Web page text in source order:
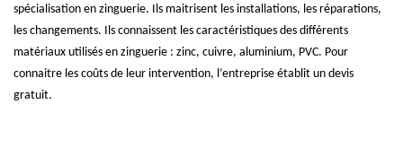
spécialisation en zinguerie. Ils maitrisent les installations, les réparations,
les changements. Ils connaissent les caractéristiques des différents
matériaux utilisés en zinguerie : zinc, cuivre, aluminium, PVC. Pour
connaitre les coûts de leur intervention, l’entreprise établit un devis
gratuit.